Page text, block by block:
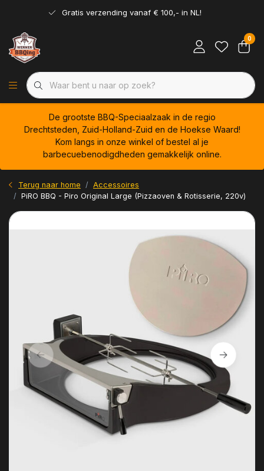
Gratis verzending vanaf € 100,- in NL!
0
De grootste BBQ-Speciaalzaak in de regio
Drechtsteden, Zuid-Holland-Zuid en de Hoekse Waard!
Kom langs in onze winkel of bestel al je
barbecuebenodigdheden gemakkelijk online.
Terug naar home
Accessoires
PiRO BBQ - Piro Original Large (Pizzaoven & Rotisserie, 220v)